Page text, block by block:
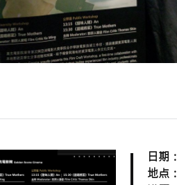
日期：
地点：